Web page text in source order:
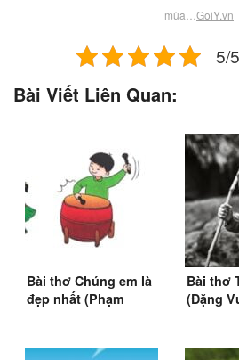
mùa… GoiY.vn
5/
Bài Viết Liên Quan:
Bài thơ Chúng em là
đẹp nhất (Phạm
Bài thơ
(Đặng